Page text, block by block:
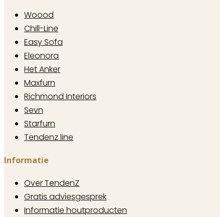
Woood
Chill-Line
Easy Sofa
Eleonora
Het Anker
Maxfurn
Richmond Interiors
Sevn
Starfurn
Tendenz line
Informatie
Over TendenZ
Gratis adviesgesprek
Informatie houtproducten